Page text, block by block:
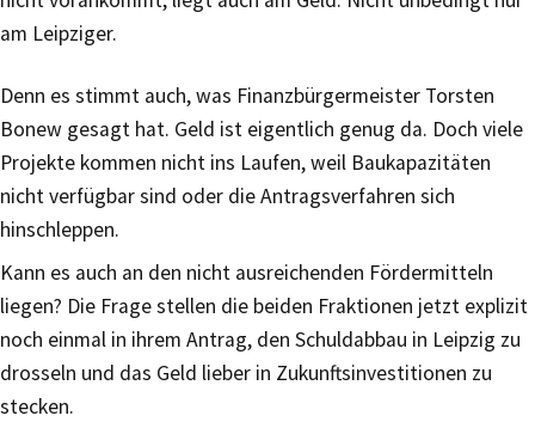
am Leipziger.
Denn es stimmt auch, was Finanzbürgermeister Torsten
Bonew gesagt hat. Geld ist eigentlich genug da. Doch viele
Projekte kommen nicht ins Laufen, weil Baukapazitäten
nicht verfügbar sind oder die Antragsverfahren sich
hinschleppen.
Kann es auch an den nicht ausreichenden Fördermitteln
liegen? Die Frage stellen die beiden Fraktionen jetzt explizit
noch einmal in ihrem Antrag, den Schuldabbau in Leipzig zu
drosseln und das Geld lieber in Zukunftsinvestitionen zu
stecken.